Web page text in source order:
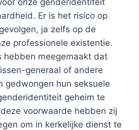
onze genderidentiteit
Er is het risico op
ja zelfs op de
professionele existentie.
hebben meegemaakt dat
generaal of andere
gedwongen hun seksuele
geheim te
voorwaarde hebben zij
om in kerkelijke dienst te